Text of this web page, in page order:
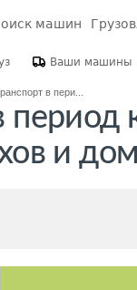
машин
Ваши машины
в пери...
период
и